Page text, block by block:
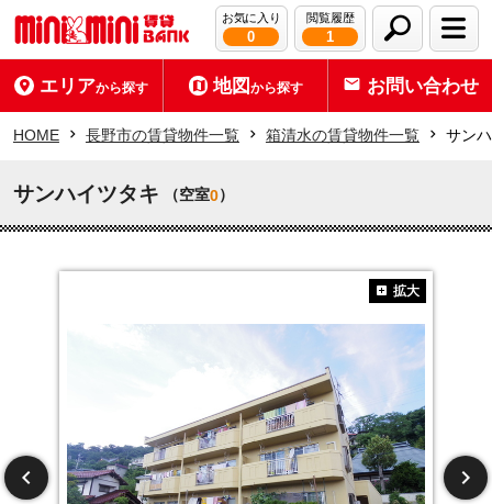
お気に入り
0
閲覧履歴
1
エリアから探す 地図から探す お問い合わせ
HOME 長野市の賃貸物件一覧 箱清水の賃貸物件一覧 サン
サンハイツタキ （空室0）
拡大